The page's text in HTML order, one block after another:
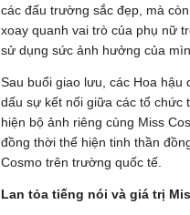
các đấu trường sắc đẹp, mà
xoay quanh vai trò của phụ nữ
sử dụng sức ảnh hưởng của
Sau buổi giao lưu, các Hoa hậu
dấu sự kết nối giữa các tổ chức
hiện bộ ảnh riêng cùng Miss
đồng thời thể hiện tinh thần
Cosmo trên trường quốc tế.
Lan tỏa tiếng nói và giá trị